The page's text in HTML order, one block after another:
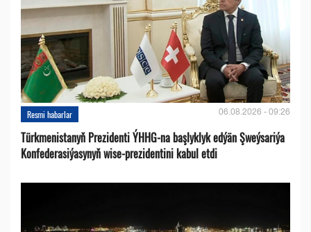
Resmi habarlar 06.08.2026 - 09:26
Türkmenistanyň Prezidenti ÝHHG-na başlyklyk edýän Şweýsariýa
Konfederasiýasynyň wise-prezidentini kabul etdi